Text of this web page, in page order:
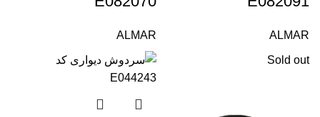
ALMAR
ALMAR
Sold out